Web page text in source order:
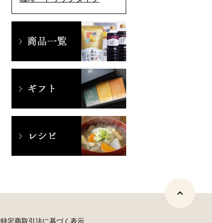
特定商取引法に基づく表示